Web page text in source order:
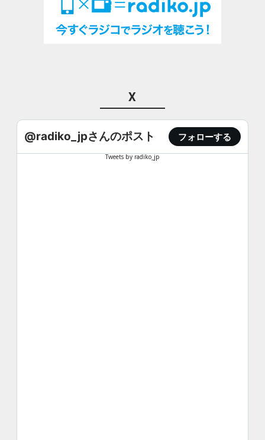
X
@radiko_jpさんのポスト フォローする
Tweets by radiko_jp